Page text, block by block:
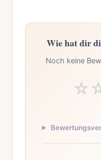
Wie hat dir
Noch keine
☆